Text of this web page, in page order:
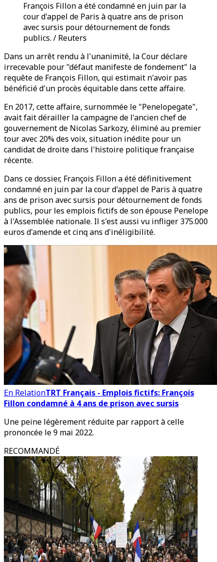
François Fillon a été condamné en juin par la
cour d'appel de Paris à quatre ans de prison
avec sursis pour détournement de fonds
publics. / Reuters
Dans un arrêt rendu à l'unanimité, la Cour déclare
irrecevable pour "défaut manifeste de fondement" la
requête de François Fillon, qui estimait n'avoir pas
bénéficié d'un procès équitable dans cette affaire.
En 2017, cette affaire, surnommée le "Penelopegate",
avait fait dérailler la campagne de l'ancien chef de
gouvernement de Nicolas Sarkozy, éliminé au premier
tour avec 20% des voix, situation inédite pour un
candidat de droite dans l'histoire politique française
récente.
Dans ce dossier, François Fillon a été définitivement
condamné en juin par la cour d'appel de Paris à quatre
ans de prison avec sursis pour détournement de fonds
publics, pour les emplois fictifs de son épouse Penelope
à l'Assemblée nationale. Il s'est aussi vu infliger 375.000
euros d'amende et cinq ans d'inéligibilité.
En RelationTRT Français - Emplois fictifs: François
Fillon condamné à 4 ans de prison avec sursis
Une peine légèrement réduite par rapport à celle
prononcée le 9 mai 2022.
RECOMMANDÉ